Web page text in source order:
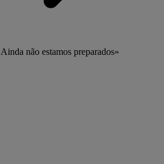
não estamos preparados»